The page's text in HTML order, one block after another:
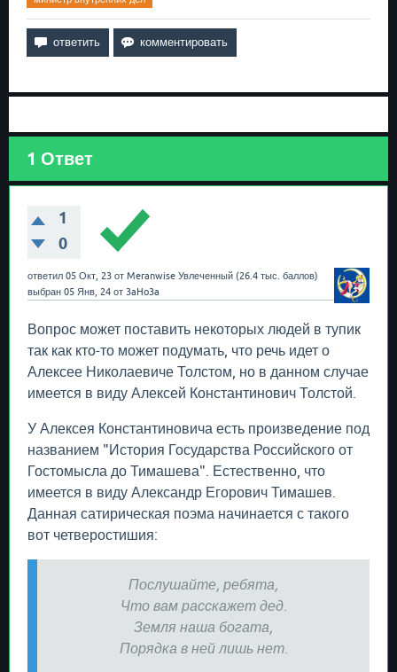
1 Ответ
1
0
ответил 05 Окт, 23 от Meranwise Увлеченный (26.4 тыс. баллов)
выбран 05 Янв, 24 от 3aHo3a
Вопрос может поставить некоторых людей в тупик
так как кто-то может подумать, что речь идет о
Алексее Николаевиче Толстом, но в данном случае
имеется в виду Алексей Константинович Толстой.
У Алексея Константиновича есть произведение под
названием "История Государства Российского от
Гостомысла до Тимашева". Естественно, что
имеется в виду Александр Егорович Тимашев.
Данная сатирическая поэма начинается с такого
вот четверостишия:
Послушайте, ребята,
Что вам расскажет дед.
Земля наша богата,
Порядка в ней лишь нет.